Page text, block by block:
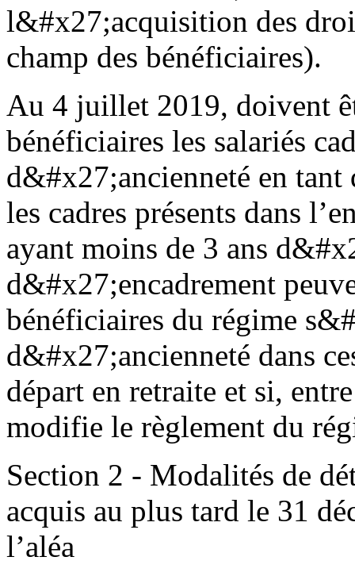
l&#x27;acquisition des
champ des bénéficiaires).
Au 4 juillet 2019, doivent
bénéficiaires les salariés
d&#x27;ancienneté en tant
les cadres présents dans
ayant moins de 3 ans
d&#x27;encadrement
bénéficiaires du régime
d&#x27;ancienneté dans
départ en retraite et si,
modifie le règlement du
Section 2 - Modalités de
acquis au plus tard le 31
l’aléa